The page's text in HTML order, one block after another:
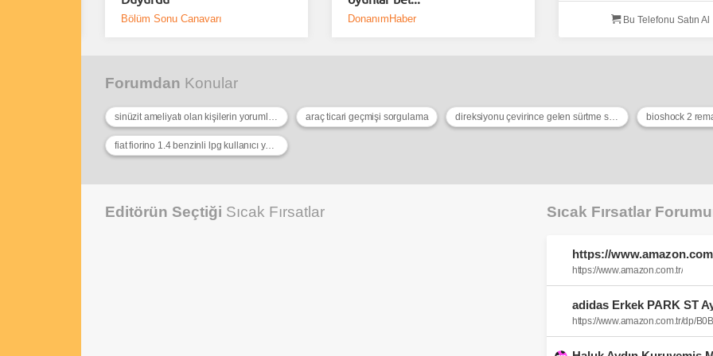
Bölüm Sonu Canavarı DonanımHaber Bu Telefonu Satın Al
Forumdan Konular
sinüzit ameliyatı olan kişilerin yorumları araç ticari geçmişi sorgulama direksiyonu çevirince gelen sürtme sesi bioshock 2
fiat fiorino 1.4 benzinli lpg kullanıcı yorumları
Editörün Seçtiği Sıcak Fırsatlar Sıcak Fırsatlar
https://
https://www.amazon.com.tr/
https://www.amazon.com.tr/dp/